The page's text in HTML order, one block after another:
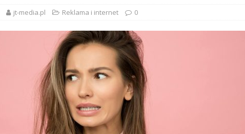
jt-media.pl Reklama i internet 0